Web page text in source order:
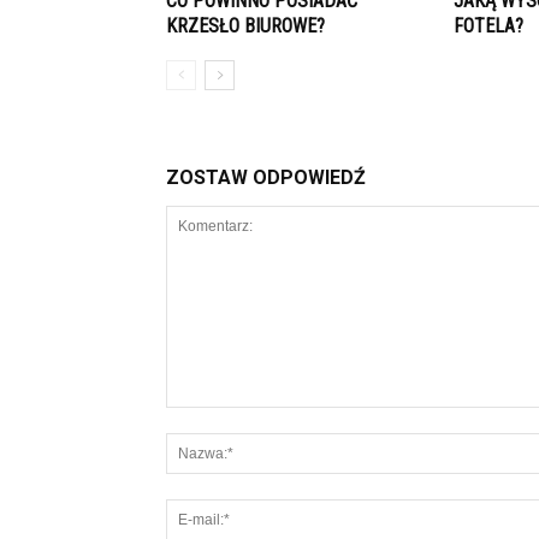
KRZESŁO BIUROWE?
FOTELA?
ZOSTAW ODPOWIEDŹ